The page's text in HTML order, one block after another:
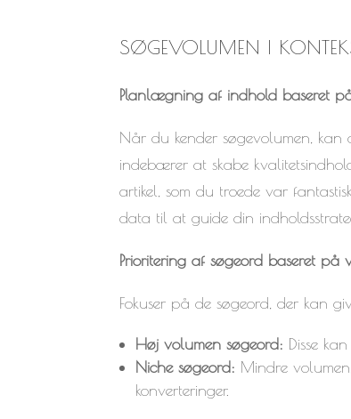
SØGEVOLUMEN I
Planlægning af indhold baseret
Når du kender søgevolumen,
indebærer at skabe
artikel, som du troede var
data til at guide din
Prioritering af søgeord baseret på
Fokuser på de søgeord, der kan
Høj volumen søgeord: Disse
Niche søgeord: Mindre
konverteringer.